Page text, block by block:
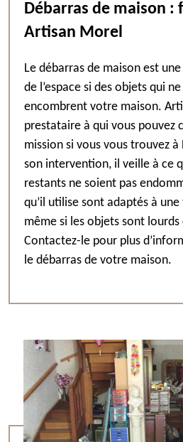
Débarras de maison :
Artisan Morel
Le débarras de maison est
de l’espace si des objets qui
encombrent votre maison.
prestataire à qui vous pouvez
mission si vous vous trouvez
son intervention, il veille à ce
restants ne soient pas
qu’il utilise sont adaptés à
même si les objets sont
Contactez-le pour plus
le débarras de votre maison.